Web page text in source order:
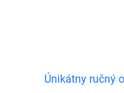
Únikátny ručný